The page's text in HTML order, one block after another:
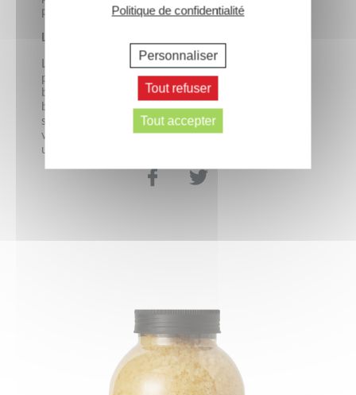
pour limiter notre impact sur la planète.
Le saviez-vous ?
Le sel de bain est aussi agréable à utiliser pour les
pieds. Si vous manquez de temps pour prendre un
bain (ou si vous n’avez pas de baignoire) versez un
bouchon dans une bassine d’eau pas trop chaude
suffisamment remplie pour immerger délicatement
vos pieds et installez-vous confortablement pour
une demi-heure de détente.
Politique de confidentialité
Personnaliser
Tout refuser
Tout accepter